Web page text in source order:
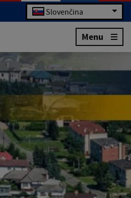
Slovenčina
Menu